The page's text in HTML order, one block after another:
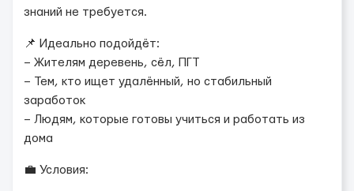
знаний не требуется.
📌 Идеально подойдёт:
– Жителям деревень, сёл, ПГТ
– Тем, кто ищет удалённый, но стабильный
заработок
– Людям, которые готовы учиться и работать из
дома
💼 Условия: